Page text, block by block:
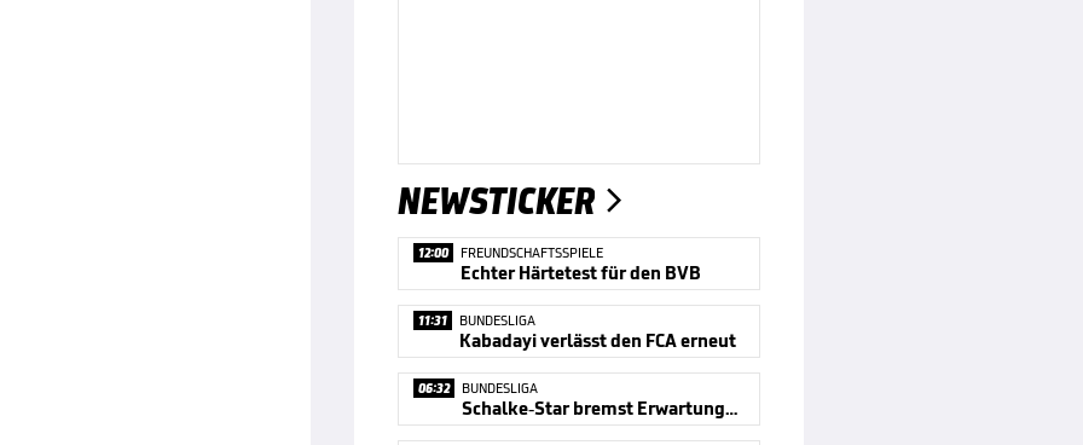
NEWSTICKER 
12:00 FREUNDSCHAFTSSPIELE
Echter Härtetest für den BVB
11:31 BUNDESLIGA
Kabadayi verlässt den FCA erneut
06:32 BUNDESLIGA
Schalke-Star bremst Erwartungen